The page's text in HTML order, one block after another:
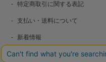
特定商取引に関する表記
支払い・送料について
新着情報